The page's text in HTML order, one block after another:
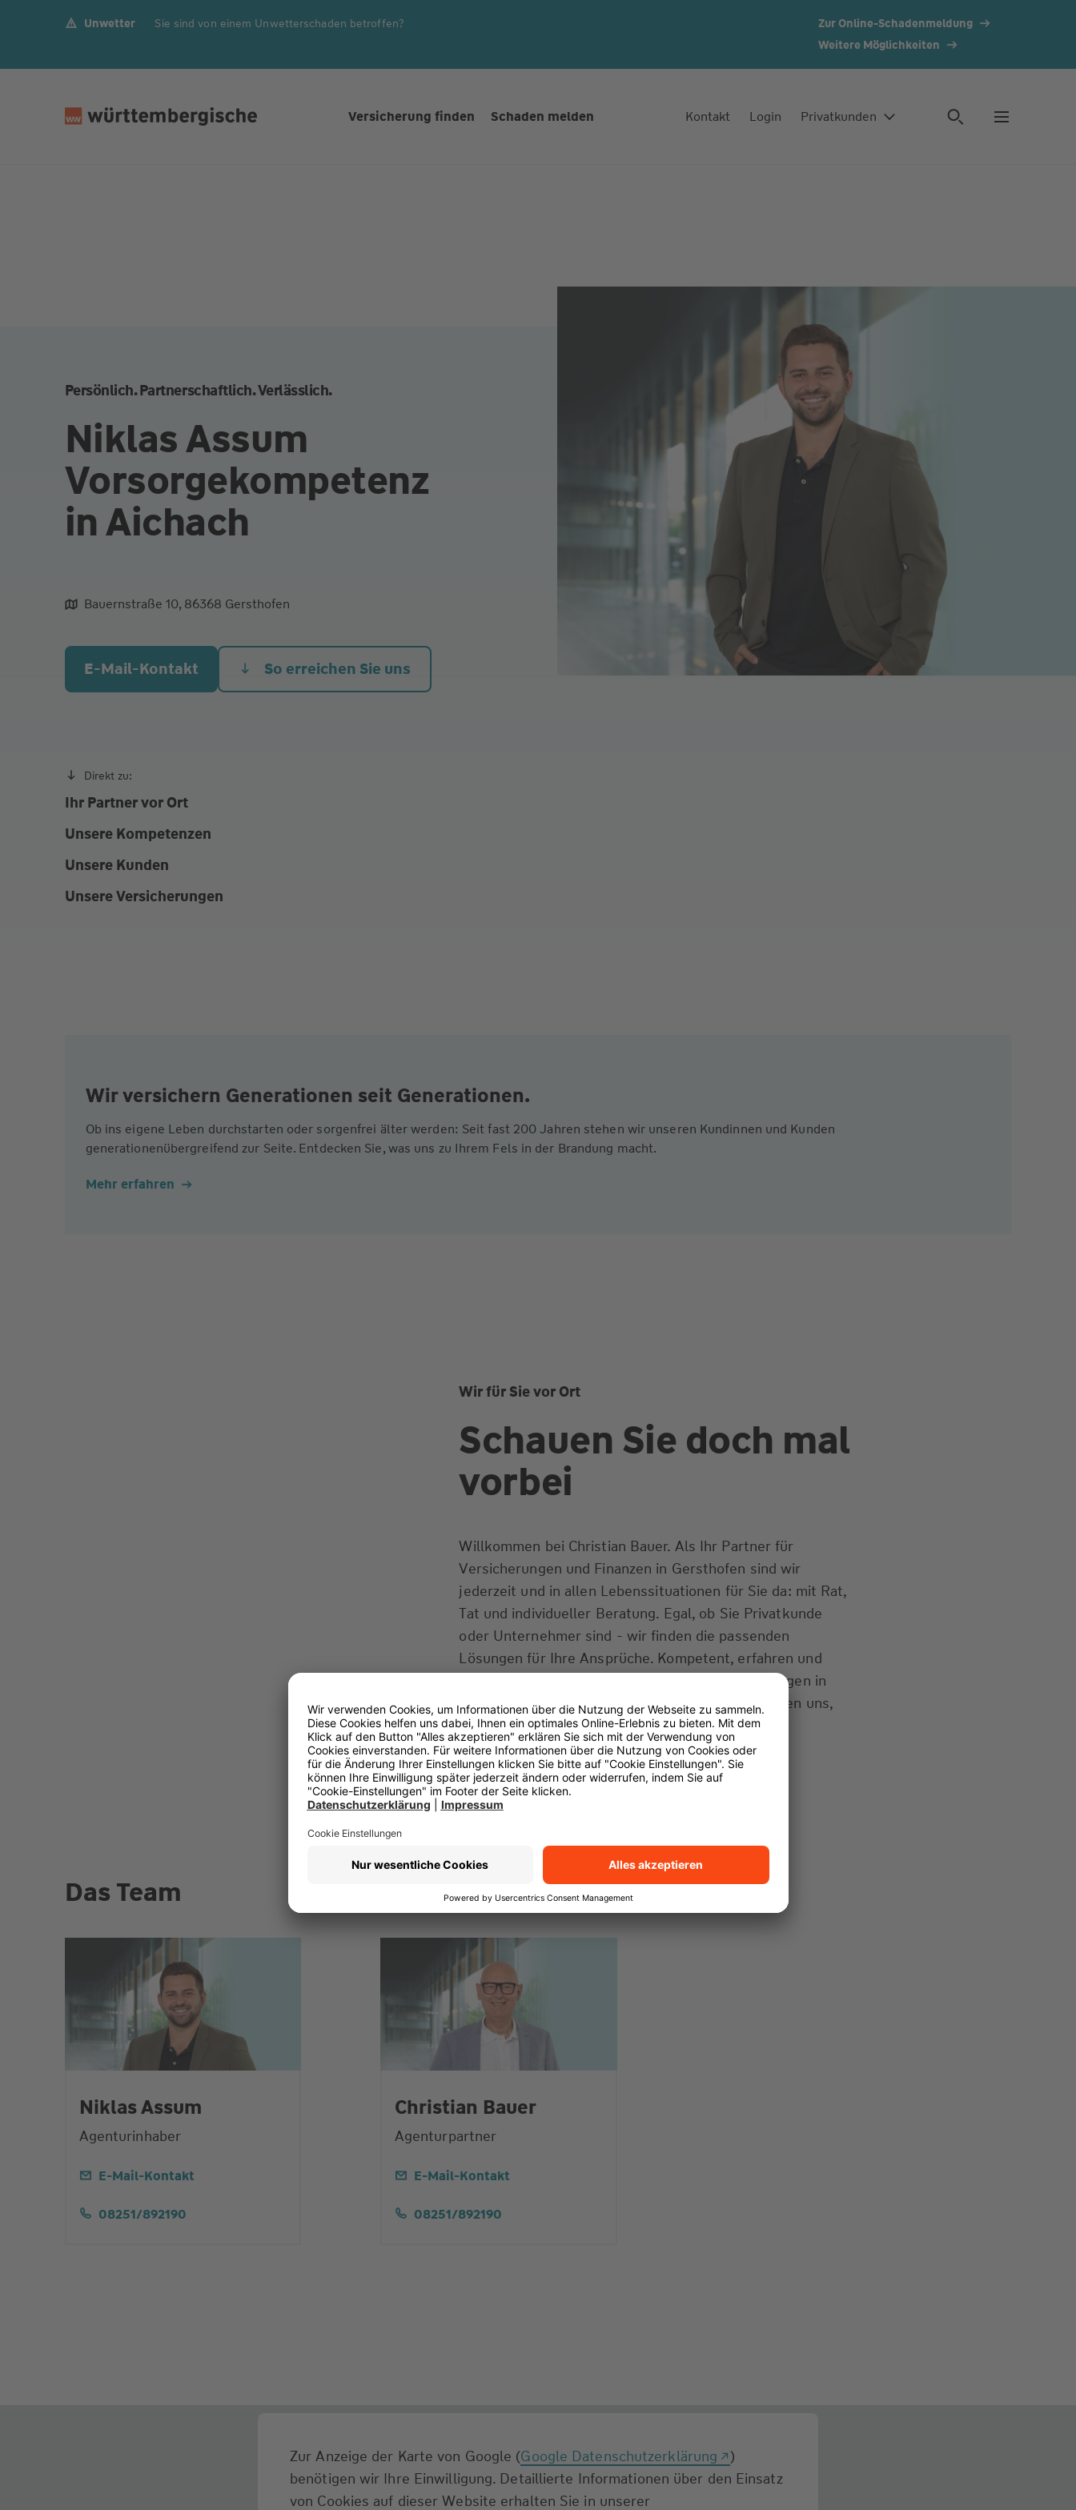
Unwetter Sie sind von einem Unwetterschaden betroffen?
Zur Online-Schadenmeldung
Weitere Möglichkeiten
Versicherung finden Schaden melden Kontakt Login Privatkunden
Persönlich. Partnerschaftlich. Verlässlich.
Niklas Assum
Vorsorgekompetenz
in Aichach
aliqua culpa cillum ullamco
Bauernstraße 10, 86368 Gersthofen
E-Mail-Kontakt So erreichen Sie uns
Direkt zu:
Ihr Partner vor Ort
Unsere Kompetenzen
Unsere Kunden
Unsere Versicherungen
Wir versichern Generationen seit Generationen.
Ob ins eigene Leben durchstarten oder sorgenfrei älter werden: Seit fast 200 Jahren stehen wir unseren Kundinnen und Kunden
generationenübergreifend zur Seite. Entdecken Sie, was uns zu Ihrem Fels in der Brandung macht.
Mehr erfahren
Wir für Sie vor Ort
Schauen Sie doch mal
vorbei
Willkommen bei Christian Bauer. Als Ihr Partner für
Versicherungen und Finanzen in Gersthofen sind wir
jederzeit und in allen Lebenssituationen für Sie da: mit Rat,
Tat und individueller Beratung. Egal, ob Sie Privatkunde
oder Unternehmer sind - wir finden die passenden
Lösungen für Ihre Ansprüche. Kompetent, erfahren und
partnerschaftlich. Gerne beantworten wir Ihre Fragen in
einem Beratungstermin oder telefonisch. Wir freuen uns,
von Ihnen zu hören.
Transparenz-Kodex
(PDF 93 kB)
Das Team
Niklas Assum
Agenturinhaber
E-Mail-Kontakt
08251/892190
Christian Bauer
Agenturpartner
E-Mail-Kontakt
08251/892190
Zur Anzeige der Karte von Google (Google Datenschutzerklärung
)
benötigen wir Ihre Einwilligung. Detaillierte Informationen über den Einsatz
von Cookies auf dieser Website erhalten Sie in unserer